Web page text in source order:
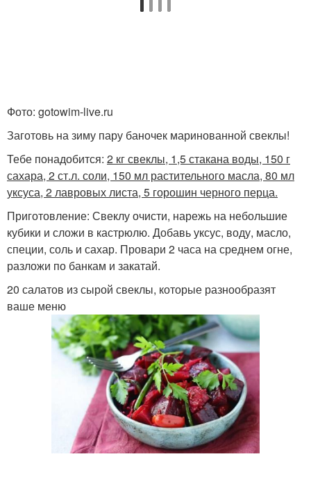
Фото: gotowim-live.ru
Заготовь на зиму пару баночек маринованной свеклы!
Тебе понадобится: 2 кг свеклы, 1,5 стакана воды, 150 г
сахара, 2 ст.л. соли, 150 мл растительного масла, 80 мл
уксуса, 2 лавровых листа, 5 горошин черного перца.
Приготовление: Свеклу очисти, нарежь на небольшие
кубики и сложи в кастрюлю. Добавь уксус, воду, масло,
специи, соль и сахар. Провари 2 часа на среднем огне,
разложи по банкам и закатай.
20 салатов из сырой свеклы, которые разнообразят
ваше меню